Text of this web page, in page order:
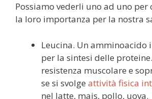
Possiamo vederli uno ad uno per
la loro importanza per la nostra
Leucina. Un amminoacido
per la sintesi delle
resistenza muscolare e
se si svolge attività fisica
nel latte, mais, pollo, uova.